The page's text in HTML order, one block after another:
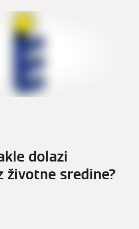
dolazi
životne sredine?